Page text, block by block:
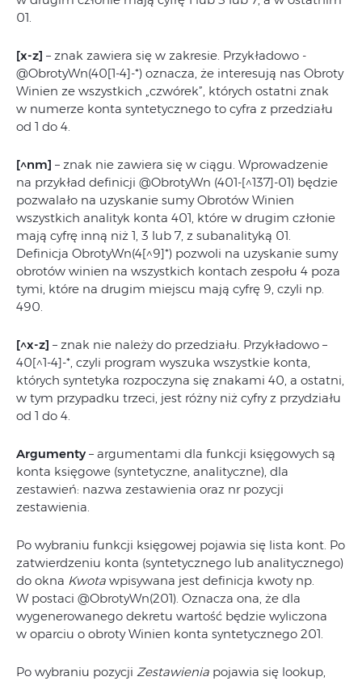
01.
[x-z] – znak zawiera się w zakresie. Przykładowo -
@ObrotyWn(40[1-4]-*) oznacza, że interesują nas Obroty
Winien ze wszystkich „czwórek”, których ostatni znak
w numerze konta syntetycznego to cyfra z przedziału
od 1 do 4.
[^nm] – znak nie zawiera się w ciągu. Wprowadzenie
na przykład definicji @ObrotyWn (401-[^137]-01) będzie
pozwalało na uzyskanie sumy Obrotów Winien
wszystkich analityk konta 401, które w drugim członie
mają cyfrę inną niż 1, 3 lub 7, z subanalityką 01.
Definicja ObrotyWn(4[^9]*) pozwoli na uzyskanie sumy
obrotów winien na wszystkich kontach zespołu 4 poza
tymi, które na drugim miejscu mają cyfrę 9, czyli np.
490.
[^x-z] – znak nie należy do przedziału. Przykładowo –
40[^1-4]-*, czyli program wyszuka wszystkie konta,
których syntetyka rozpoczyna się znakami 40, a ostatni,
w tym przypadku trzeci, jest różny niż cyfry z przydziału
od 1 do 4.
Argumenty – argumentami dla funkcji księgowych są
konta księgowe (syntetyczne, analityczne), dla
zestawień: nazwa zestawienia oraz nr pozycji
zestawienia.
Po wybraniu funkcji księgowej pojawia się lista kont. Po
zatwierdzeniu konta (syntetycznego lub analitycznego)
do okna Kwota wpisywana jest definicja kwoty np.
W postaci @ObrotyWn(201). Oznacza ona, że dla
wygenerowanego dekretu wartość będzie wyliczona
w oparciu o obroty Winien konta syntetycznego 201.
Po wybraniu pozycji Zestawienia pojawia się lookup,